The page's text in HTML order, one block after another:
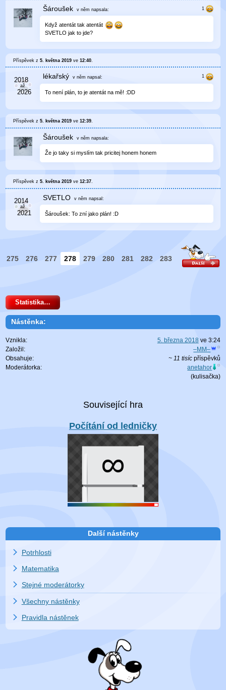
Šároušek v něm napsala:
Když atentát tak atentát
SVETLO jak to jde?
Příspěvek z5. května 2019 ve12:40
lékařský v něm napsal:
To není plán, to je atentát na mě! :DD
Příspěvek z5. května 2019 ve12:39
Šároušek v něm napsala:
Že jo taky si myslím tak pricitej honem honem
Příspěvek z5. května 2019 ve12:37.
SVETLO v něm napsal:
Šároušek: To zní jako plán! :D
275 276 277 278 279 280 281 282 283
Statistika…
Nástěnka:
Vznikla: 5. března 2018 ve 3:24
Založil:
–MM–
Obsahuje:
~ 11 tisícpříspěvků
Moderátorka:
anetahor
(kulisačka)
Počítání od ledničky
Další nástěnky
Potrhlosti
Matematika
Stejné moderátorky
Všechny nástěnky
Pravidla nástěnek